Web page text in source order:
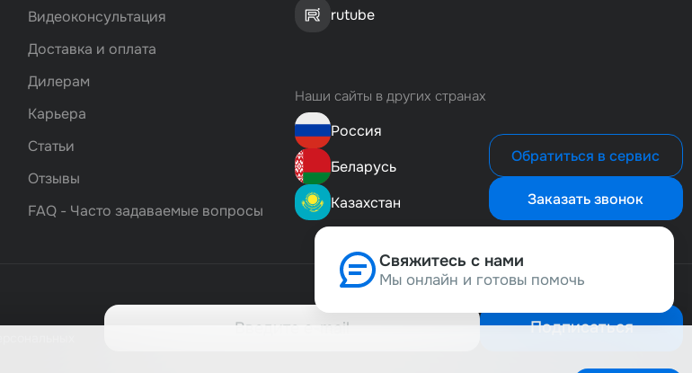
Видеоконсультация
Доставка и оплата
Дилерам
Карьера
Статьи
Отзывы
FAQ - Часто задаваемые вопросы
rutube
Наши сайты в других странах
Россия
Беларусь
Казахстан
Обратиться в сервис
Заказать звонок
Подписаться
Свяжитесь с нами
Мы онлайн и готовы помочь
8 (800) 500-1-495